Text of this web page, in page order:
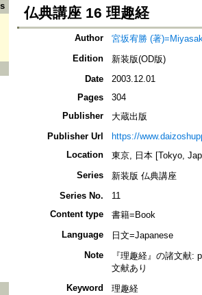
仏典講座 16 理趣経
Author
宮坂宥勝 (著
Edition
新装版(OD版)
Date
2003.12.01
Pages
304
Publisher
大蔵出版
Publisher Url
https://
Location
東京, 日本 [Tokyo,
Series
新装版 仏典講座
Series No.
11
Content type
書籍=Book
Language
日文=Japanese
Note
『理趣経』の諸文献:
文献あり
Keyword
理趣経